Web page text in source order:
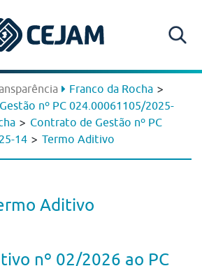
Franco da Rocha >
nº PC 024.00061105/2025-
> Contrato de Gestão nº PC
14 > Termo Aditivo
Aditivo
nº 02/2026 ao PC